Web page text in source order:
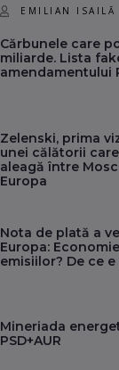
EMILIAN ISAILĂ
Cărbunele care
miliarde. Lista
amendamentului
Zelenski, prima
unei călătorii
aleagă între
Europa
Nota de plată a
Europa:
emisiilor? De ce
Mineriada
PSD+AUR